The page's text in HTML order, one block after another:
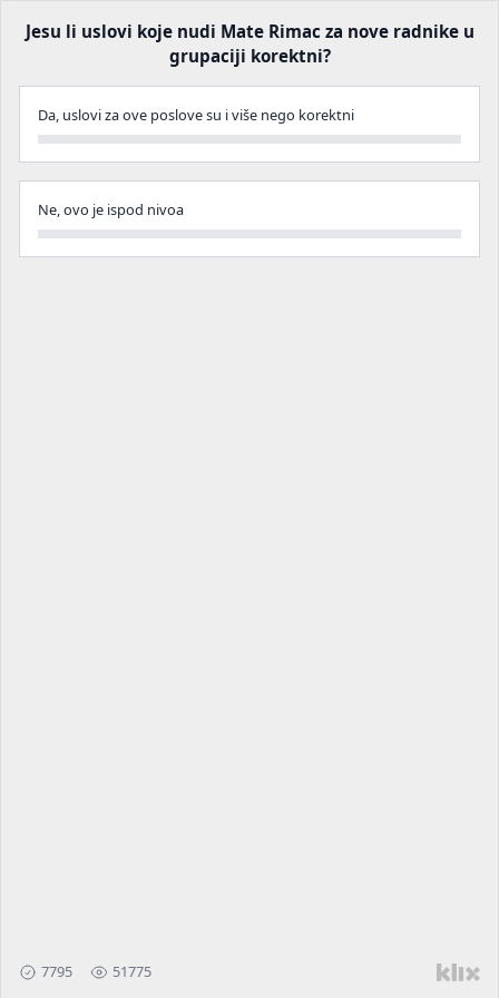
Jesu li uslovi koje nudi Mate Rimac za nove radnike u
grupaciji korektni?
Da, uslovi za ove poslove su i više nego korektni
Ne, ovo je ispod nivoa
7795 51775